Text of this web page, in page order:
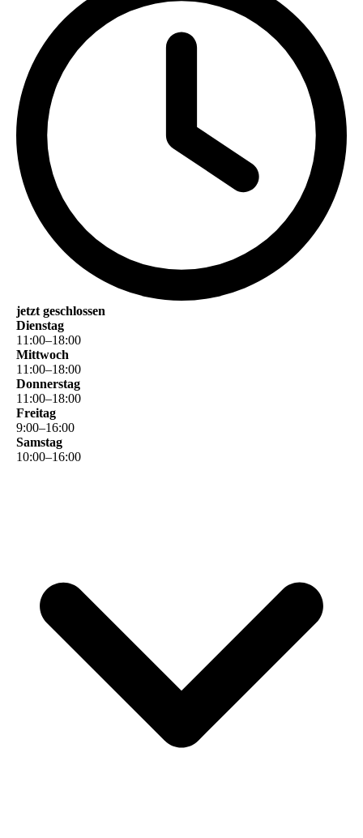
jetzt geschlossen
Dienstag
11 :00–18:00
Mittwoch
11 :00–18:00
Donnerstag
11 :00–18:00
Freitag
9:00–16:00
Samstag
10:00–16:00